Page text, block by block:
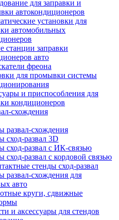
для заправки и
автокондиционеров
установки для
автомобильных
станции заправки
авто
фреона
для промывки системы
и приспособления для
кондиционеров
схождения
развал-схождения
сход-развал 3D
сход-развал с ИК-связью
сход-развал с кордовой связью
стенды сход-развал
развал-схождения для
авто
круги, сдвижные
и аксессуары для стендов